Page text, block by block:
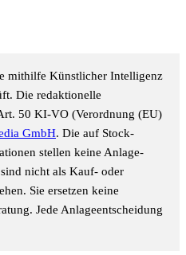
mithilfe Künstlicher Intelligenz
Die redaktionelle
50 KI-VO (Verordnung (EU)
GmbH. Die auf Stock-
stellen keine Anlage-
nicht als Kauf- oder
Sie ersetzen keine
Jede Anlageentscheidung